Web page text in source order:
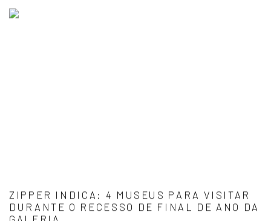
ZIPPER INDICA: 4 MUSEUS PARA VISITAR
DURANTE O RECESSO DE FINAL DE ANO DA